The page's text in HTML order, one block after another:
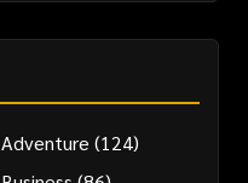
Adventure (124)